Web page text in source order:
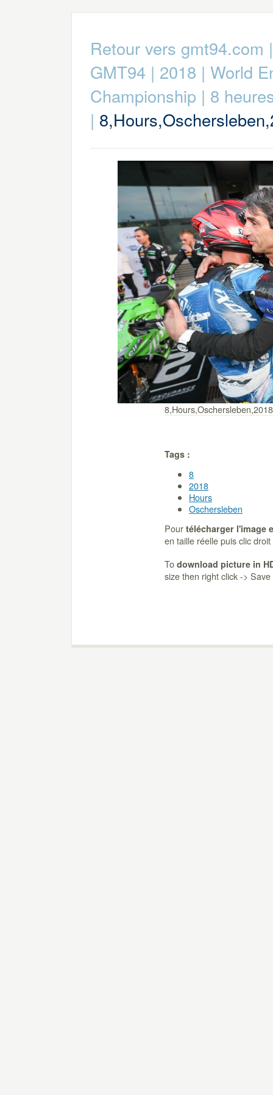
Retour vers gmt94.com
GMT94 | 2018 | World
Championship | 8
|
Tags :
8
2018
Hours
Oschersleben
Pour télécharger l'image
en taille réelle puis clic
To download picture in
size then right click ->